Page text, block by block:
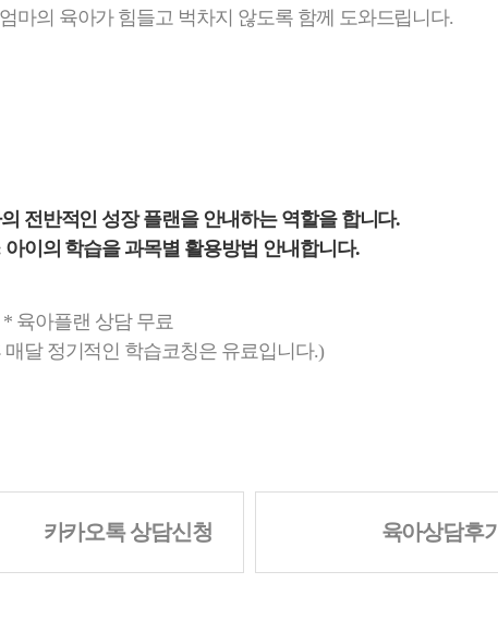
마의 육아가 힘들고 벅차지 않도록 함께 도와드립니다.
전반적인 성장 플랜을 안내하는 역할을 합니다.
아이의 학습을 과목별 활용방법 안내합니다.
* 육아플랜 상담 무료
달 정기적인 학습코칭은 유료입니다.)
카카오톡 상담신청 육아상담후기